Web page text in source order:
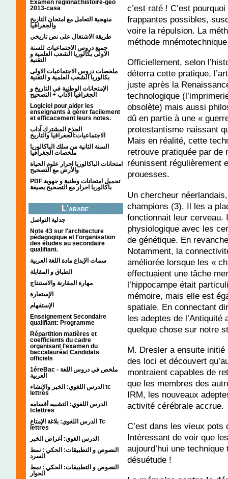
Examen régional:histoire-géo
2013-casa
منهجية التعامل مع امتحان التاريخ
والجغرافيا
طريقة الاشتغال على نص تاريخي
جميع دروس الاجتماعيات للسنة
الاولى بكالوريا الشعب العلمية و
التقنية
ملخصات دروس الاجتماعيات الاولى
بكالوريا الشعب العلمية و التقنية
الإمتحانات الوطنية في التاريخ و
الجغرافيا الآداب + التصحيح
Logiciel pour aider les
enseignants à gérer facilement
et efficacement leurs notes.
الجذع المشترك آداب
الاجتماعيات:الجغرافيا والتاريخ
السنة الثانية من سلك الباكالوريا
ملخصات الجغرافيا
امتحانات الباكالوريا احرار علوم الحياة
والأرض مع التصحيح
PDF تحميل امتحانات وطنية و جهوية
باكالوريا احرار مع التصحيح بصيغة
L'arabe
جدلية التواصل
Note 43 sur l'architecture
pédagogique et l'organisation
des études au secondaire
qualifiant.
سمات الإبداع مادة اللغة العربية
الطباق و المقابلة
مهارة المقارنة والاستنتاج
الإستعارة
الإستفهام
Enseignement Secondaire
qualifiant: Programme
Répartition matières et
coefficients du cadre
organisant l’examen du
baccalauréat Candidats
officiels
1éreBac - ملخص في دروس اللغة
العربية
الدرس اللغوي: الخبر والإنشاء tc
lettres
الدرس اللغوي: التشبيه أقسامه
tclettres
الدرس اللغوي: بلاغة الإمتاع Tc
lettres
الدرس الغوي: أغراض الخبر
النصوص و التطبيقات: الحكي : نمط
السرد
النصوص و التطبيقات: الحكي : نمط
الحوار
c’est raté ! C’est
frappantes possibles,
voire la répulsion. La
méthode
Officiellement, selon
déterra cette pratique,
juste après la
technologique
obsolète) mais aussi
dû en partie à une «
protestantisme naissant
Mais en réalité, cette
retrouve pratiquée par de
réunissent régulièrement
prouesses.
Un chercheur
champions (3). Il les a
fonctionnait leur cerveau.
physiologique avec les
de génétique. En
Notamment, la
améliorée lorsque les «
effectuaient une tâche
l’hippocampe était
mémoire, mais elle est
spatiale. En connectant
les adeptes de
quelque chose sur notre
M. Dresler a ensuite
des loci et découvert
montraient capables de
que les membres des
IRM, les nouveaux
activité cérébrale accrue.
C’est dans les vieux pots
Intéressant de voir que
aujourd’hui une
désuétude !